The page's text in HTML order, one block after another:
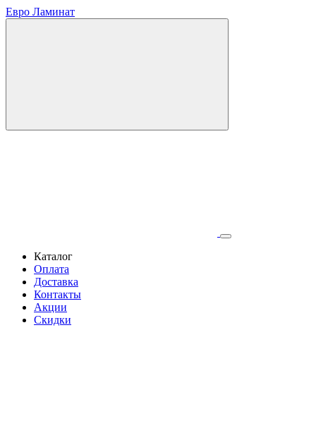
Евро Ламинат
Каталог
Оплата
Доставка
Контакты
Акции
Скидки